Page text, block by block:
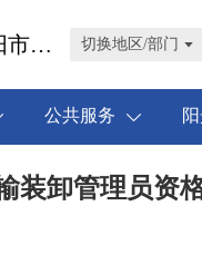
安阳市安阳县 切换地区/部门
公共服务
装卸管理员资